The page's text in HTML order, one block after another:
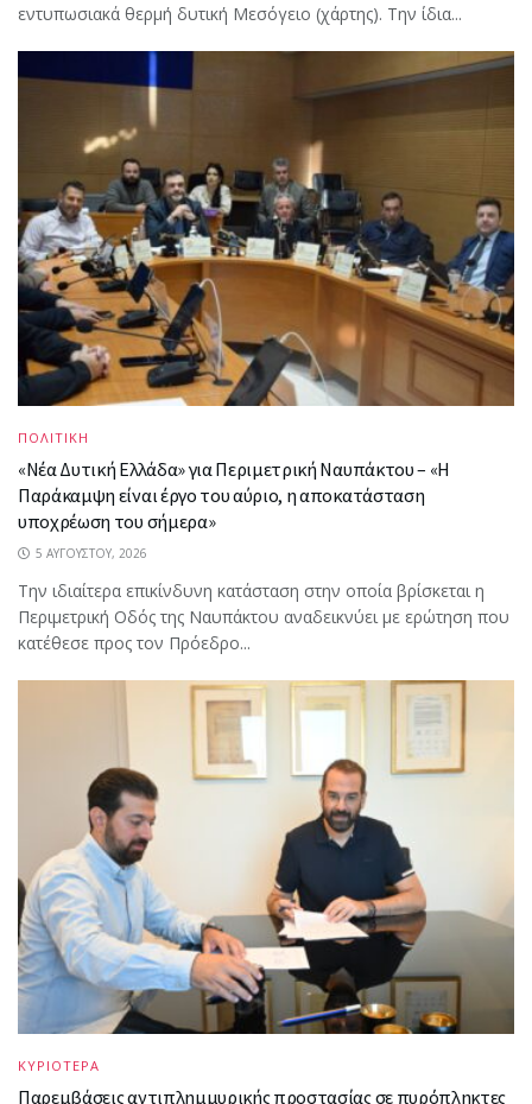
εντυπωσιακά θερμή δυτική Μεσόγειο (χάρτης). Την ίδια...
ΠΟΛΙΤΙΚΗ
«Νέα Δυτική Ελλάδα» για Περιμετρική Ναυπάκτου – «Η
Παράκαμψη είναι έργο του αύριο, η αποκατάσταση
υποχρέωση του σήμερα»
5 ΑΥΓΟΎΣΤΟΥ, 2026
Την ιδιαίτερα επικίνδυνη κατάσταση στην οποία βρίσκεται η
Περιμετρική Οδός της Ναυπάκτου αναδεικνύει με ερώτηση που
κατέθεσε προς τον Πρόεδρο...
ΚΥΡΙΟΤΕΡΑ
Παρεμβάσεις αντιπλημμυρικής προστασίας σε πυρόπληκτες